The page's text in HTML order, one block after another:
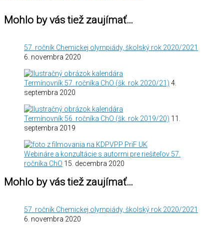
Mohlo by vás tiež zaujímať…
57. ročník Chemickej olympiády, školský rok 2020/2021
6. novembra 2020
Termínovník 57. ročníka ChO (šk. rok 2020/21) 4.
septembra 2020
Termínovník 56. ročníka ChO (šk. rok 2019/20) 11.
septembra 2019
Webináre a konzultácie s autormi pre riešiteľov 57.
ročníka ChO 15. decembra 2020
Mohlo by vás tiež zaujímať…
57. ročník Chemickej olympiády, školský rok 2020/2021
6. novembra 2020